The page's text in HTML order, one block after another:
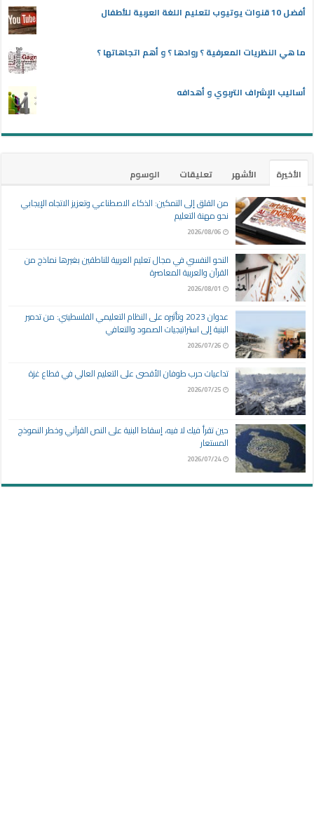
أفضل 10 قنوات يوتيوب لتعليم اللغة العربية للأطفال
ما هي النظريات المعرفية ؟ روادها ؟ و أهم اتجاهاتها ؟
أساليب الإشراف التربوي و أهدافه
الأخيرة الأشهر تعليقات
الوسوم
من القلق إلى التمكين: الذكاء الاصطناعي وتعزيز الاتجاه الإيجابي
نحو مهنة التعليم
2026/08/06
النحو النفسي في مجال تعليم العربية للناطقين بغيرها نماذج من
القرآن والعربية المعاصرة
2026/08/01
عدوان 2023 وتأثيره على النظام التعليمي الفلسطيني: من تدمير
البنية إلى استراتيجيات الصمود والتعافي
2026/07/26
تداعيات حرب طوفان الأقصى على التعليم العالي في قطاع غزة
2026/07/25
حين تقرأ فيك لا فيه، إسقاط البنية على النص القرآني وخطر النموذج
المستعار
2026/07/24